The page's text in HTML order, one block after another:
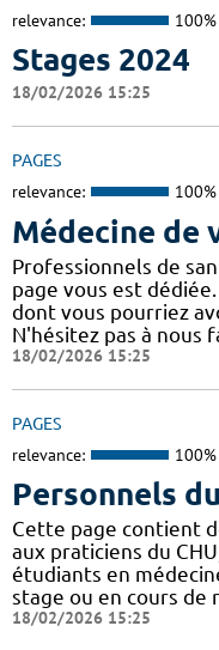
relevance: 100%
Stages 2024
18/02/2026 15:25
PAGES
relevance: 100%
Médecine de
Professionnels de
page vous est
dont vous pourriez
N'hésitez pas à nous
18/02/2026 15:25
PAGES
relevance: 100%
Personnels
Cette page contient
aux praticiens du
étudiants en
stage ou en cours de
18/02/2026 15:25